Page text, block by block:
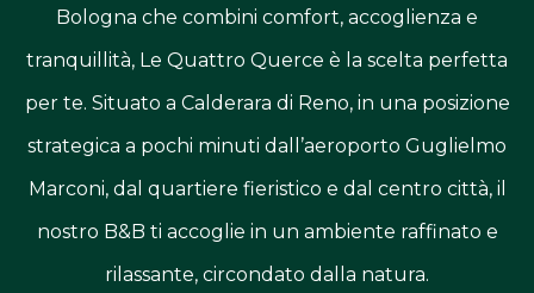
Bologna che combini comfort, accoglienza e
tranquillità, Le Quattro Querce è la scelta perfetta
per te. Situato a Calderara di Reno, in una posizione
strategica a pochi minuti dall’aeroporto Guglielmo
Marconi, dal quartiere fieristico e dal centro città, il
nostro B&B ti accoglie in un ambiente raffinato e
rilassante, circondato dalla natura.